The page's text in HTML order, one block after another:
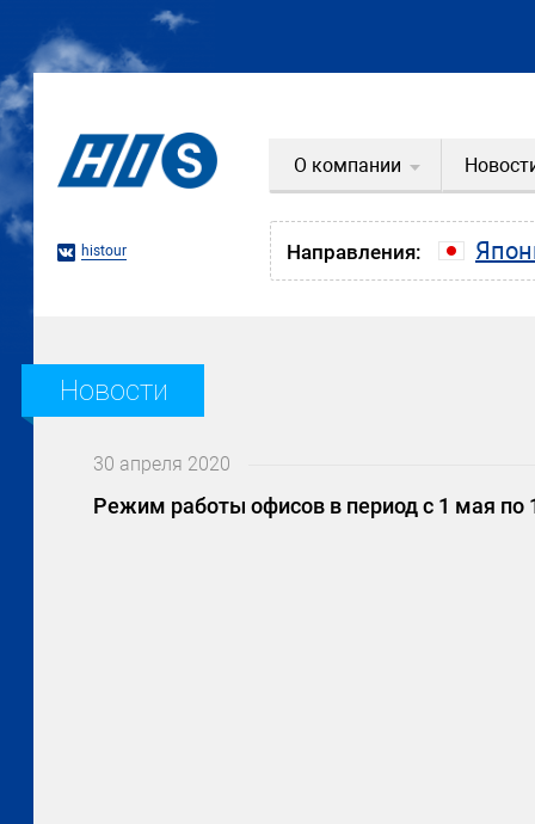
О компании
histour Направления:
Новости
30 апреля 2020
Режим работы офисов в период с 1 мая по